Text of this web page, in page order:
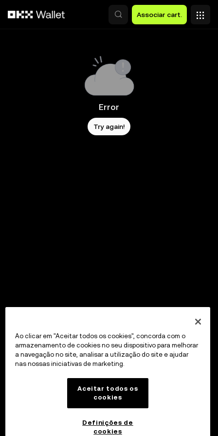
Associar cart.
Error
Try again!
Ao clicar em "Aceitar todos os cookies", concorda com o
armazenamento de cookies no seu dispositivo para melhorar
a navegação no site, analisar a utilização do site e ajudar
nas nossas iniciativas de marketing.
Aceitar todos os
cookies
Definições de
cookies